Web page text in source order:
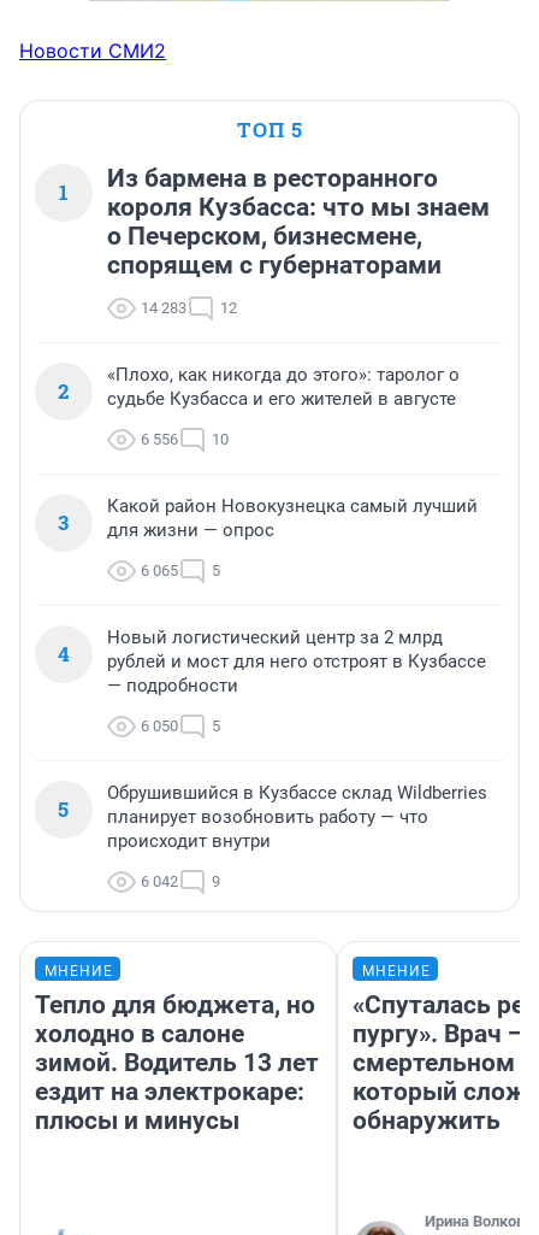
Новости СМИ2
ТОП 5
1
Из бармена в ресторанного
короля Кузбасса: что мы знаем
о Печерском, бизнесмене,
спорящем с губернаторами
14 283 12
2
«Плохо, как никогда до этого»: таролог о
судьбе Кузбасса и его жителей в августе
6 556 10
3
Какой район Новокузнецка самый лучший
для жизни — опрос
6 065 5
4
Новый логистический центр за 2 млрд
рублей и мост для него отстроят в Кузбассе
— подробности
6 050 5
5
Обрушившийся в Кузбассе склад Wildberries
планирует возобновить работу — что
происходит внутри
6 042 9
МНЕНИЕ
Тепло для бюджета, но
холодно в салоне
зимой. Водитель 13 лет
ездит на электрокаре:
плюсы и минусы
МНЕНИЕ
«Спуталась
пургу». Врач —
смертельном
который
обнаружить
Ирина Волкова